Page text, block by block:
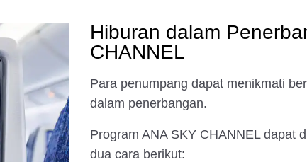
Hiburan dalam
CHANNEL
Para penumpang dapat menikmati
dalam penerbangan.
Program ANA SKY CHANNEL dapat
dua cara berikut: